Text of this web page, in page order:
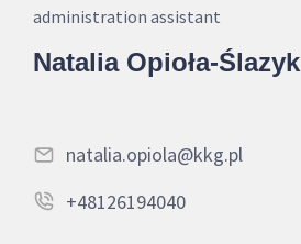
administration assistant
Natalia Opioła-Ślazyk
natalia.opiola@kkg.pl
+48126194040